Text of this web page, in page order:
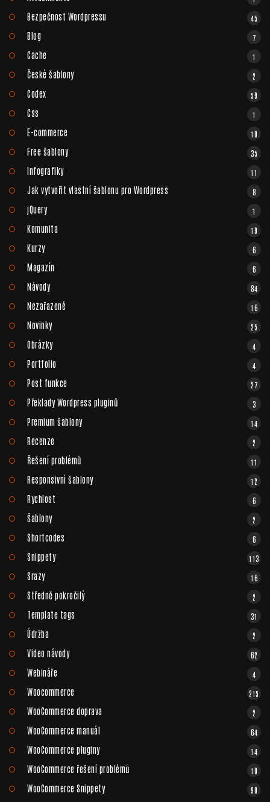
Bezpečnost Wordpressu 45
Blog 7
Cache 1
České šablony 2
Codex 59
Css 1
E-commerce 10
Free šablony 35
Infografiky 11
Jak vytvořit vlastní šablonu pro Wordpress 8
jQuery 1
Komunita 19
Kurzy 6
Magazín 6
Návody 84
Nezařazené 16
Novinky 25
Obrázky 4
Portfolio 4
Post funkce 27
Překlady Wordpress pluginů 3
Premium šablony 14
Recenze 2
Řešení problémů 11
Responsivní šablony 12
Rychlost 6
Šablony 2
Shortcodes 6
Snippety 113
Srazy 16
Středně pokročilý 2
Template tags 31
Údržba 2
Video návody 62
Webináře 4
Woocommerce 215
WooCommerce doprava 2
WooCommerce manuál 64
WooCommerce pluginy 14
WooCommerce řešení problémů 10
WooCommerce Snippety 90